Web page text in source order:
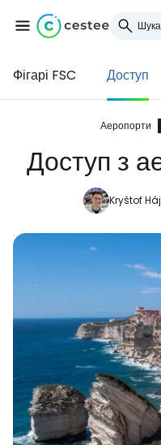
Фігарі FSC Доступ
Аеропорти
Доступ з
Kryštof
... світова